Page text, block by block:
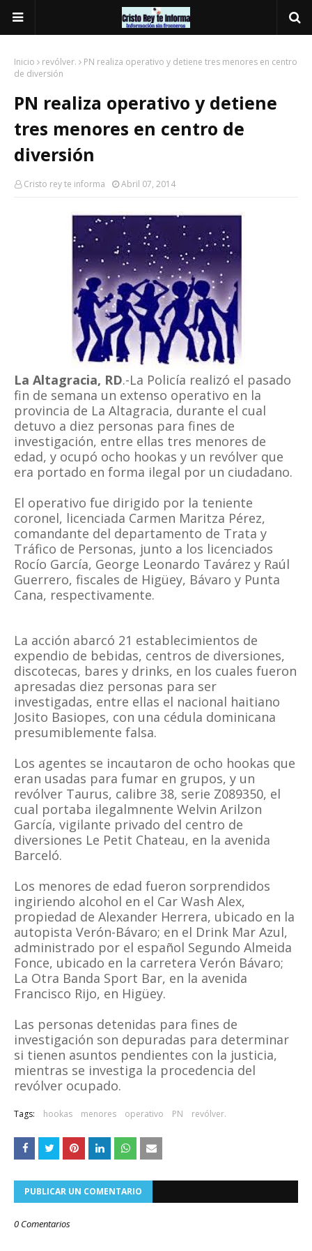
Inicio revólver.
PN realiza operativo y detiene tres menores en centro
de diversión
PN realiza operativo y detiene
tres menores en centro de
diversión
Cristo rey te informa Abril 07, 2014
La Altagracia, RD.-La Policía realizó el pasado
fin de semana un extenso operativo en la
provincia de La Altagracia, durante el cual
detuvo a diez personas para fines de
investigación, entre ellas tres menores de
edad, y ocupó ocho hookas y un revólver que
era portado en forma ilegal por un ciudadano.
El operativo fue dirigido por la teniente
coronel, licenciada Carmen Maritza Pérez,
comandante del departamento de Trata y
Tráfico de Personas, junto a los licenciados
Rocío García, George Leonardo Tavárez y Raúl
Guerrero, fiscales de Higüey, Bávaro y Punta
Cana, respectivamente.
La acción abarcó 21 establecimientos de
expendio de bebidas, centros de diversiones,
discotecas, bares y drinks, en los cuales fueron
apresadas diez personas para ser
investigadas, entre ellas el nacional haitiano
Josito Basiopes, con una cédula dominicana
presumiblemente falsa.
Los agentes se incautaron de ocho hookas que
eran usadas para fumar en grupos, y un
revólver Taurus, calibre 38, serie Z089350, el
cual portaba ilegalmnente Welvin Arilzon
García, vigilante privado del centro de
diversiones Le Petit Chateau, en la avenida
Barceló.
Los menores de edad fueron sorprendidos
ingiriendo alcohol en el Car Wash Alex,
propiedad de Alexander Herrera, ubicado en la
autopista Verón-Bávaro; en el Drink Mar Azul,
administrado por el español Segundo Almeida
Fonce, ubicado en la carretera Verón Bávaro;
La Otra Banda Sport Bar, en la avenida
Francisco Rijo, en Higüey.
Las personas detenidas para fines de
investigación son depuradas para determinar
si tienen asuntos pendientes con la justicia,
mientras se investiga la procedencia del
revólver ocupado.
Tags: hookas menores operativo PN revólver.
PUBLICAR UN COMENTARIO
0 Comentarios